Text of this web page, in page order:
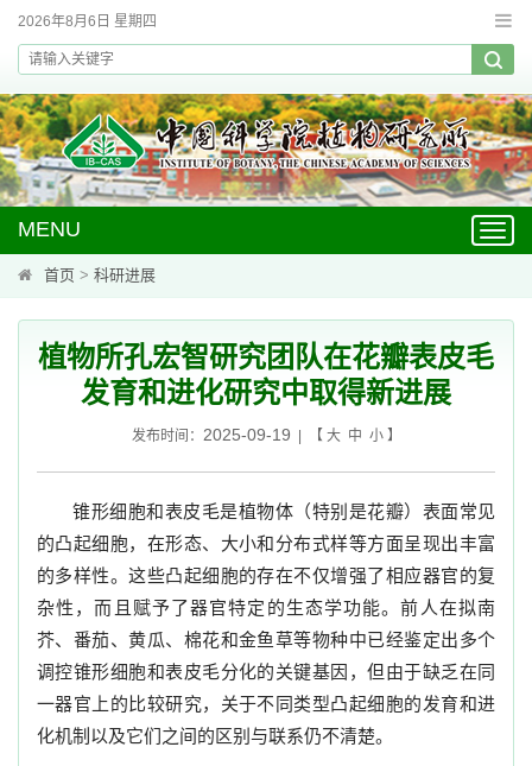
2026年8月6日 星期四
MENU
首页 > 科研进展
植物所孔宏智研究团队在花瓣表皮毛
发育和进化研究中取得新进展
发布时间： 2025-09-19 | 【 大 中 小】
锥形细胞和表皮毛是植物体（特别是花瓣）表面常见
的凸起细胞，在形态、大小和分布式样等方面呈现出丰富
的多样性。这些凸起细胞的存在不仅增强了相应器官的复
杂性，而且赋予了器官特定的生态学功能。前人在拟南
芥、番茄、黄瓜、棉花和金鱼草等物种中已经鉴定出多个
调控锥形细胞和表皮毛分化的关键基因，但由于缺乏在同
一器官上的比较研究，关于不同类型凸起细胞的发育和进
化机制以及它们之间的区别与联系仍不清楚。